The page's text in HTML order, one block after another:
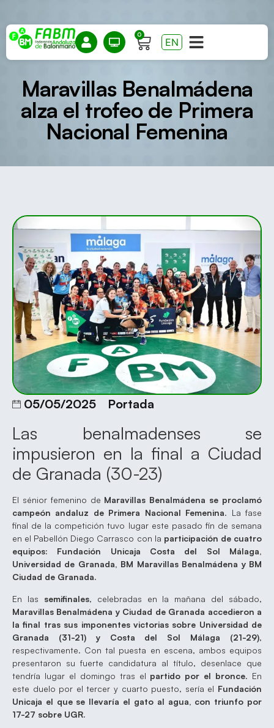
0
EN
Maravillas Benalmádena
alza el trofeo de Primera
Nacional Femenina
05/05/2025 Portada
Las benalmadenses se
impusieron en la final a Ciudad
de Granada (30-23)
El sénior femenino de Maravillas Benalmádena se proclamó
campeón andaluz de Primera Nacional Femenina. La fase
final de la competición tuvo lugar este pasado fin de semana
en el Pabellón Diego Carrasco con la participación de cuatro
equipos: Fundación Unicaja Costa del Sol Málaga,
Universidad de Granada, BM Maravillas Benalmádena y BM
Ciudad de Granada.
En las semifinales, celebradas en la mañana del sábado,
Maravillas Benalmádena y Ciudad de Granada accedieron a
la final tras sus imponentes victorias sobre Universidad de
Granada (31-21) y Costa del Sol Málaga (21-29),
respectivamente. Con tal puesta en escena, ambos equipos
presentaron su fuerte candidatura al título, desenlace que
tendría lugar el domingo tras el partido por el bronce. En
este duelo por el tercer y cuarto puesto, sería el Fundación
Unicaja el que se llevaría el gato al agua, con triunfo por
17-27 sobre UGR.